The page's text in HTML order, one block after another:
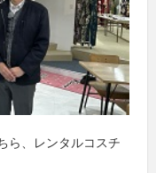
ら、レンタルコスチ